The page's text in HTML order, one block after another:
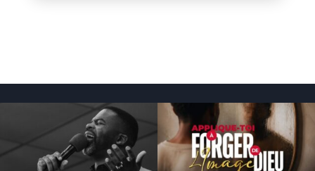
2 154